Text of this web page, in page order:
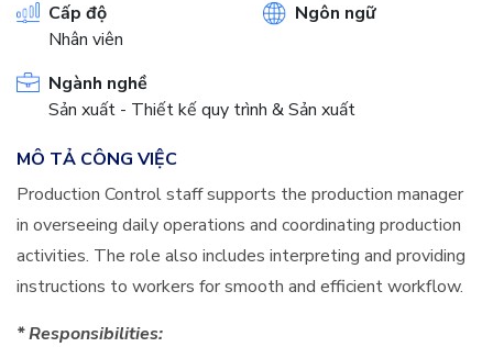
Cấp độ
Nhân viên
Ngôn ngữ
Ngành nghề
Sản xuất - Thiết kế quy trình & Sản xuất
MÔ TẢ CÔNG VIỆC
Production Control staff supports the production manager
in overseeing daily operations and coordinating production
activities. The role also includes interpreting and providing
instructions to workers for smooth and efficient workflow.
* Responsibilities: